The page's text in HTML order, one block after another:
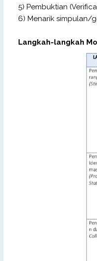
5) Pembuktian
6) Menarik simpulan/
Langkah-langkah